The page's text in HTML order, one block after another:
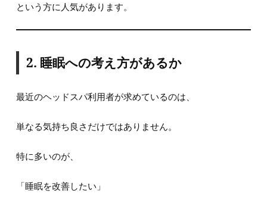
という方に人気があります。
2. 睡眠への考え方があるか
最近のヘッドスパ利用者が求めているのは、
単なる気持ち良さだけではありません。
特に多いのが、
「睡眠を改善したい」